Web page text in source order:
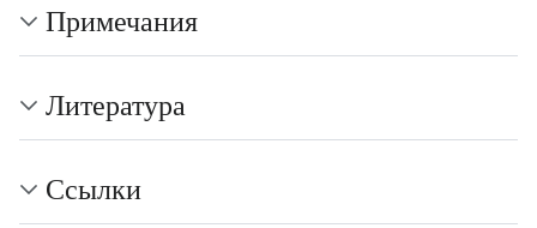
Примечания
Литература
Ссылки